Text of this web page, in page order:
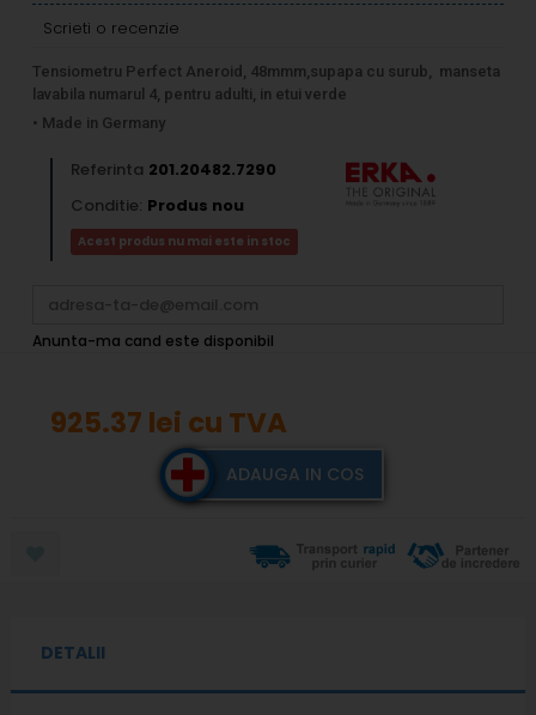
Scrieti o recenzie
Tensiometru Perfect Aneroid, 48mmm,supapa cu surub, manseta
lavabila numarul 4, pentru adulti, in etui verde
• Made in Germany
Referinta 201.20482.7290
Conditie: Produs nou
Acest produs nu mai este in stoc
Anunta-ma cand este disponibil
925.37 lei cu TVA
ADAUGA IN COS
DETALII